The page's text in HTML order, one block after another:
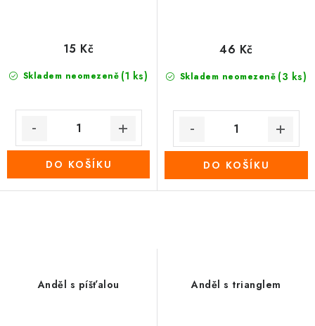
Skladem neomezeně (1 ks)
15 Kč
DO KOŠÍKU
Skladem neomezeně (3 ks)
46 Kč
DO KOŠÍKU
Anděl s píšťalou Anděl s trianglem